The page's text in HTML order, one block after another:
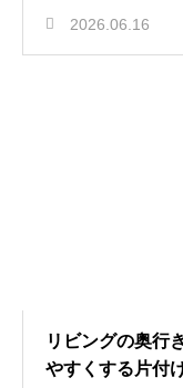
2026.06.16
リビングの奥行
やすくする片付